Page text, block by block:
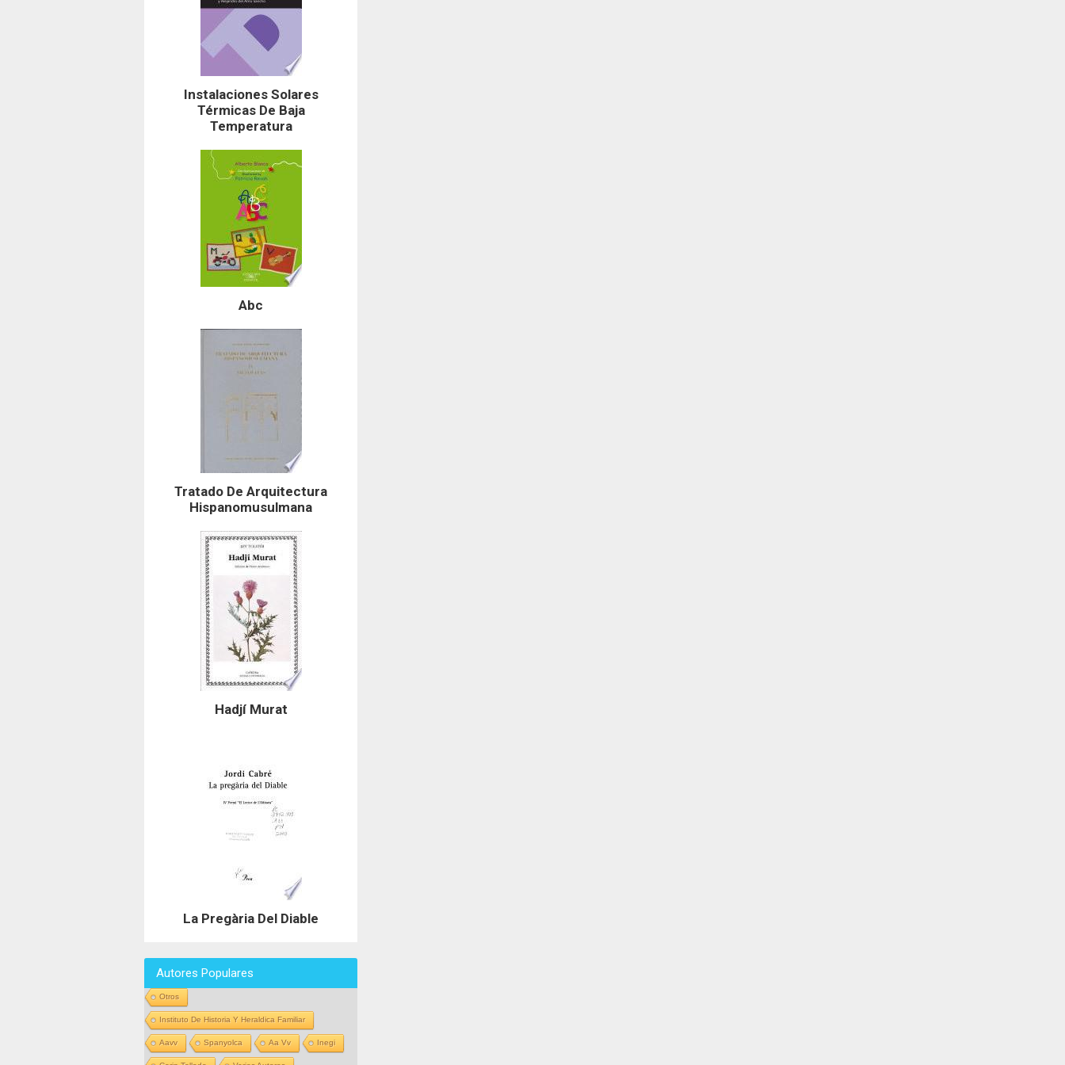
Instalaciones Solares
Térmicas De Baja
Temperatura
Abc
Tratado De Arquitectura
Hispanomusulmana
Hadjí Murat
La Pregària Del Diable
Autores Populares
Otros
Instituto De Historia Y Heraldica Familiar
Aavv Spanyolca Aa Vv Inegi